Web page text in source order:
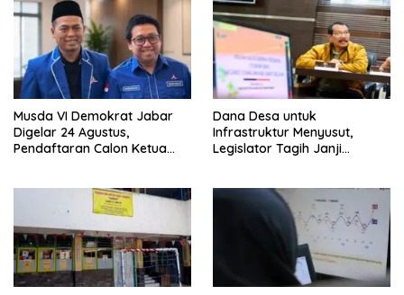
Musda VI Demokrat Jabar
Digelar 24 Agustus,
Pendaftaran Calon Ketua
Dana Desa untuk
Infrastruktur Menyusut,
Legislator Tagih Janji